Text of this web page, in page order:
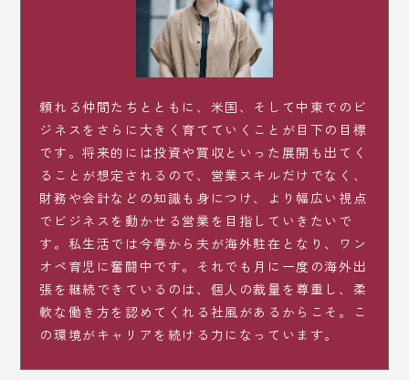
頼れる仲間たちとともに、米国、そして中東でのビ
ジネスをさらに大きく育てていくことが目下の目標
です。将来的には投資や買収といった展開も出てく
ることが想定されるので、営業スキルだけでなく、
財務や会計などの知識も身につけ、より幅広い視点
でビジネスを動かせる営業を目指していきたいで
す。私生活では今春から夫が海外駐在となり、ワン
オペ育児に奮闘中です。それでも月に一度の海外出
張を継続できているのは、個人の裁量を尊重し、柔
軟な働き方を認めてくれる社風があるからこそ。こ
の環境がキャリアを続ける力になっています。